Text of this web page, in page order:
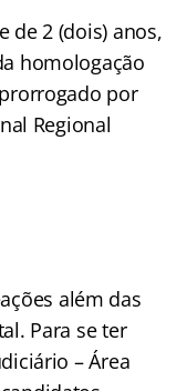
de 2 (dois) anos,
homologação
por
Regional
além das
Para se ter
– Área